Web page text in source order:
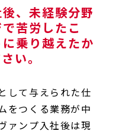
、未経験分野
苦労したこ
乗り越えたか
い。
して与えられた仕
をつくる業務が中
ァンプ入社後は現